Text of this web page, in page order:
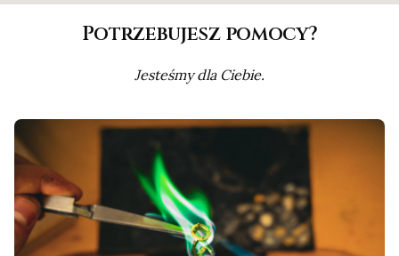
Potrzebujesz pomocy?
Jesteśmy dla Ciebie.